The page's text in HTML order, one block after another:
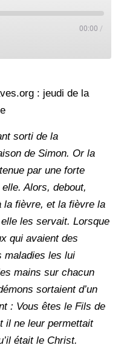
00:00 /
: jeudi de la
sorti de la
de Simon. Or la
par une forte
Alors, debout,
la fièvre, et la fièvre la
les servait. Lorsque
qui avaient des
maladies les lui
mains sur chacun
sortaient d’un
: Vous êtes le Fils de
il ne leur permettait
était le Christ.